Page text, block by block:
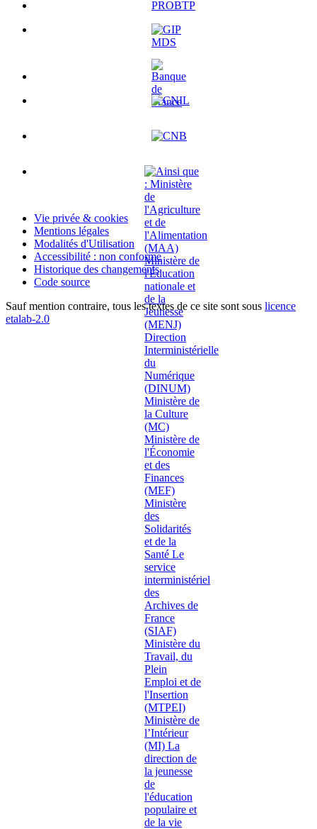
Vie privée & cookies
Mentions légales
Modalités d'Utilisation
Accessibilité : non conforme
Historique des changements
Code source
Sauf mention contraire, tous les textes de ce site sont sous licence
etalab-2.0